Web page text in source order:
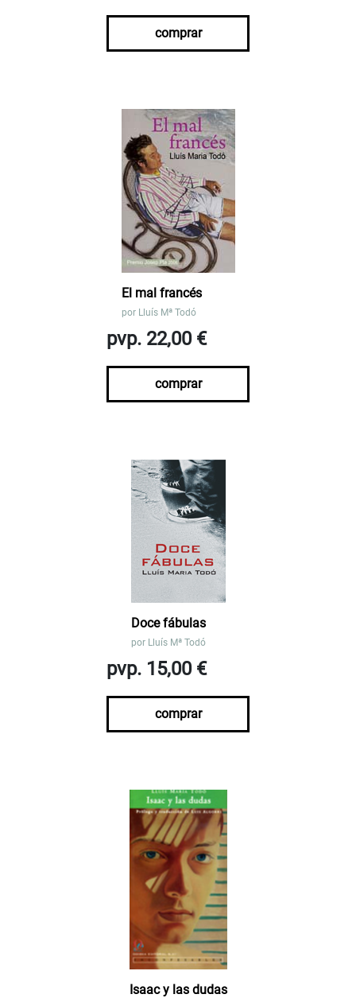
comprar
El mal francés
por Lluís Mª Todó
pvp. 22,00 €
comprar
Doce fábulas
por Lluís Mª Todó
pvp. 15,00 €
comprar
Isaac y las dudas